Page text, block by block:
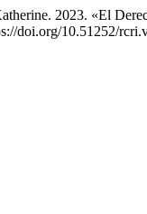
2023. «El
doi.org/10.51252/